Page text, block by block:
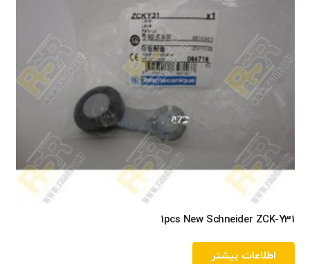
1pcs New Schneider ZCK-Y31
اطلاعات بیشتر